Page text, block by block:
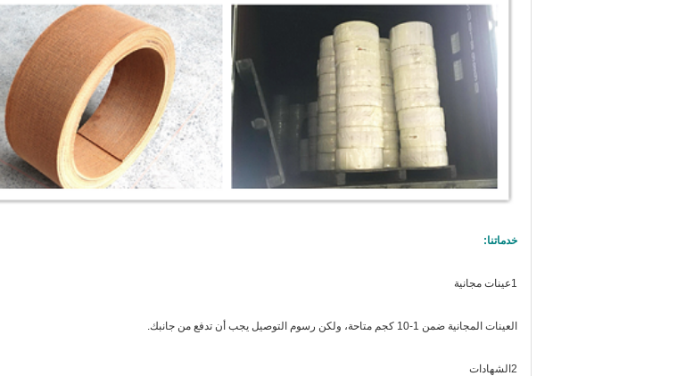
خدماتنا:
1عينات مجانية
العينات المجانية ضمن 1-10 كجم متاحة، ولكن رسوم التوصيل يجب أن تدفع من جانبك.
2الشهادات